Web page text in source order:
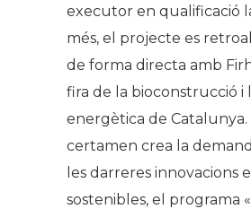
executor en qualificació
més, el projecte es
de forma directa amb
fira de la bioconstrucció i
energètica de Catalunya.
certamen crea la
les darreres innovacions
sostenibles, el programa